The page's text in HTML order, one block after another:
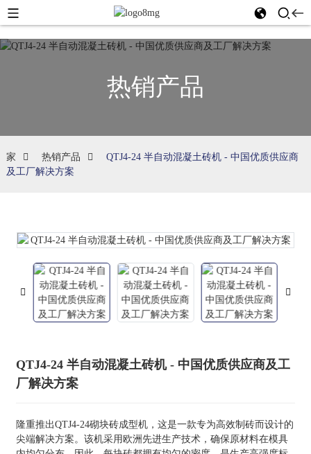
热销产品
家 热销产品
QTJ4-24 半自动混凝土砖机 - 中国优质供应商
及工厂解决方案
QTJ4-24 半自动混凝土砖机 - 中国优质供应商及工
厂解决方案
隆重推出QTJ4-24砌块砖成型机，这是一款专为高效制砖而设计的
尖端解决方案。该机采用欧洲先进生产技术，确保原材料在模具